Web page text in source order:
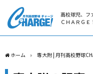
高校球児、フ
ＣＨＡＲＧＥ
ホーム 専大附 | 月刊高校野球